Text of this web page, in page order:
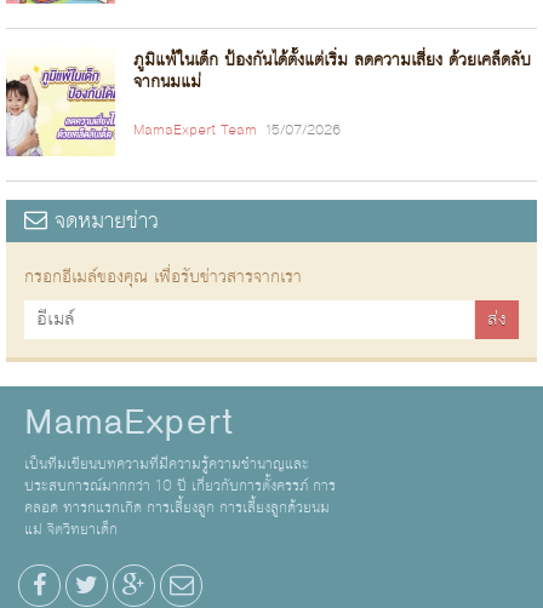
ภูมิแพ้ในเด็ก ป้องกันได้ตั้งแต่เริ่ม ลดความเสี่ยง ด้วยเคล็ดลับ
จากนมแม่
MamaExpert Team 15/07/2026
จดหมายข่าว
กรอกอีเมล์ของคุณ เพื่อรับข่าวสารจากเรา
MamaExpert
เป็นทีมเขียนบทความที่มีความรู้ความชำนาญและ
ประสบการณ์มากกว่า 10 ปี เกี่ยวกับการตั้งครรภ์ การ
คลอด ทารกแรกเกิด การเลี้ยงลูก การเลี้ยงลูกด้วยนม
แม่ จิตวิทยาเด็ก